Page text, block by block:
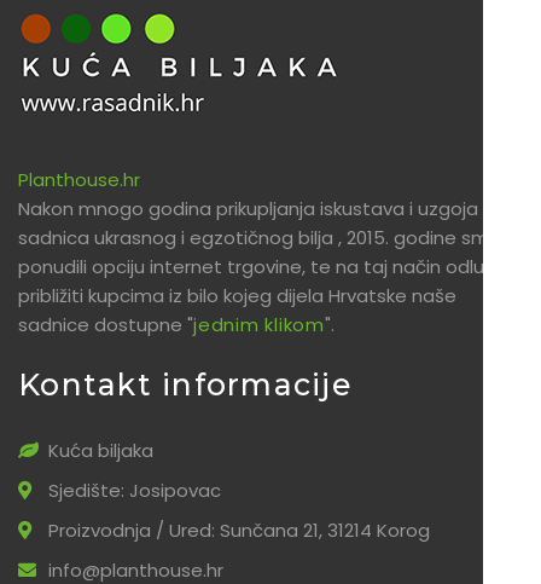
Planthouse.hr
Nakon mnogo godina prikupljanja iskustava i uzgoja
sadnica ukrasnog i egzotičnog bilja , 2015. godine smo
ponudili opciju internet trgovine, te na taj način odlučili
približiti kupcima iz bilo kojeg dijela Hrvatske naše
sadnice dostupne "jednim klikom".
Kontakt informacije
Kuća biljaka
Sjedište: Josipovac
Proizvodnja / Ured: Sunčana 21, 31214 Korog
info@planthouse.hr